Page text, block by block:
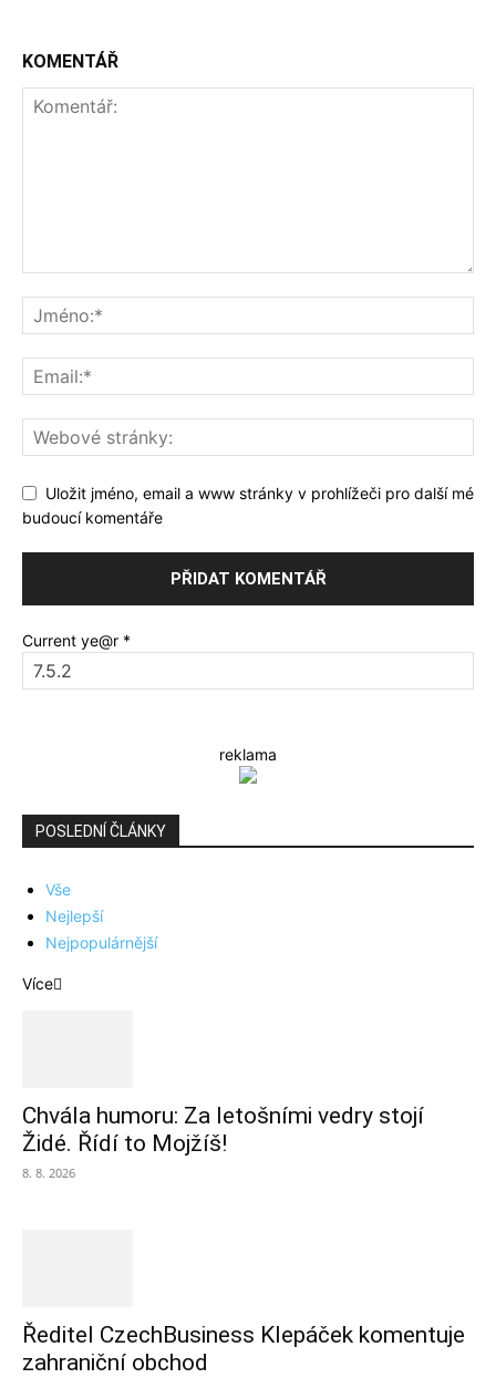
KOMENTÁŘ
Uložit jméno, email a www stránky v prohlížeči pro další mé
budoucí komentáře
Current ye@r *
reklama
POSLEDNÍ ČLÁNKY
Vše
Nejlepší
Nejpopulárnější
Více
Chvála humoru: Za letošními vedry stojí
Židé. Řídí to Mojžíš!
8. 8. 2026
Ředitel CzechBusiness Klepáček komentuje
zahraniční obchod